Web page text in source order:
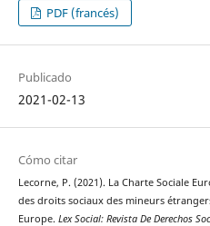
PDF (francés)
Publicado
2021-02-13
Cómo citar
Lecorne, P. (2021). La Charte Sociale
des droits sociaux des mineurs
Europe. Lex Social: Revista De Derechos